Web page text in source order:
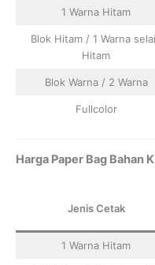
1 Warna Hitam
Blok Hitam / 1 Warna
Hitam
Blok Warna / 2 Warna
Fullcolor
Harga Paper Bag Bahan
Jenis Cetak
1 Warna Hitam